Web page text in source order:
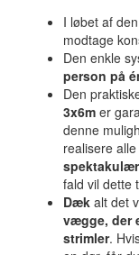
I løbet af
modtage
Den enkle
person på
Den
3x6m er
denne
realisere
fald vil dette
Dæk alt det
vægge, der
strimler.